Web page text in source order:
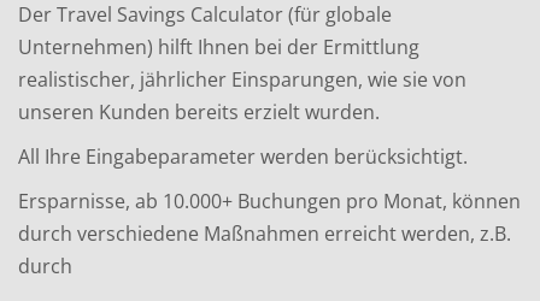
Der Travel Savings Calculator (für globale
Unternehmen) hilft Ihnen bei der Ermittlung
realistischer, jährlicher Einsparungen, wie sie von
unseren Kunden bereits erzielt wurden.
All Ihre Eingabeparameter werden berücksichtigt.
Ersparnisse, ab 10.000+ Buchungen pro Monat, können
durch verschiedene Maßnahmen erreicht werden, z.B.
durch